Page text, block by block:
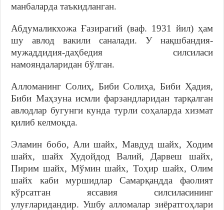
манбаларда таъкидланган.
Абдумаликхожа Ғазирагий (ваф. 1931 йил) ҳам
шу авлод вакили саналади. У нақшбандия-
мужаддидия-даҳбедия силсиласи
намояндаларидан бўлган.
Алломанинг Солиҳ, Биби Солиҳа, Биби Ҳадия,
Биби Маҳзуна исмли фарзандларидан тарқалган
авлодлар бугунги кунда турли соҳаларда хизмат
қилиб келмоқда.
Эламин бобо, Али шайх, Мавдуд шайх, Ходим
шайх, шайх Худойдод Валий, Дарвеш шайх,
Пирим шайх, Мўмин шайх, Тоҳир шайх, Олим
шайх каби муршидлар Самарқандда фаолият
кўрсатган яссавия силсиласининг
улуғларидандир. Ушбу алломалар зиёратгоҳлари